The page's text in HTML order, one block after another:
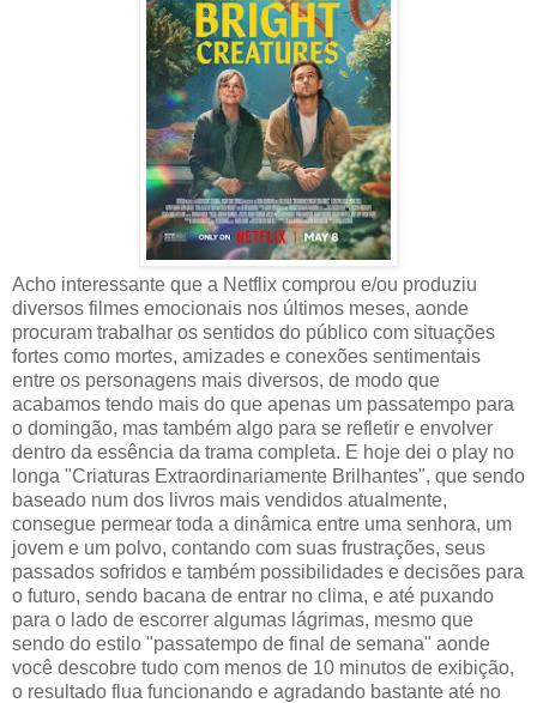
Acho interessante que a Netflix comprou e/ou produziu
diversos filmes emocionais nos últimos meses, aonde
procuram trabalhar os sentidos do público com situações
fortes como mortes, amizades e conexões sentimentais
entre os personagens mais diversos, de modo que
acabamos tendo mais do que apenas um passatempo para
o domingão, mas também algo para se refletir e envolver
dentro da essência da trama completa. E hoje dei o play no
longa "Criaturas Extraordinariamente Brilhantes", que sendo
baseado num dos livros mais vendidos atualmente,
consegue permear toda a dinâmica entre uma senhora, um
jovem e um polvo, contando com suas frustrações, seus
passados sofridos e também possibilidades e decisões para
o futuro, sendo bacana de entrar no clima, e até puxando
para o lado de escorrer algumas lágrimas, mesmo que
sendo do estilo "passatempo de final de semana" aonde
você descobre tudo com menos de 10 minutos de exibição,
o resultado flua funcionando e agradando bastante até no